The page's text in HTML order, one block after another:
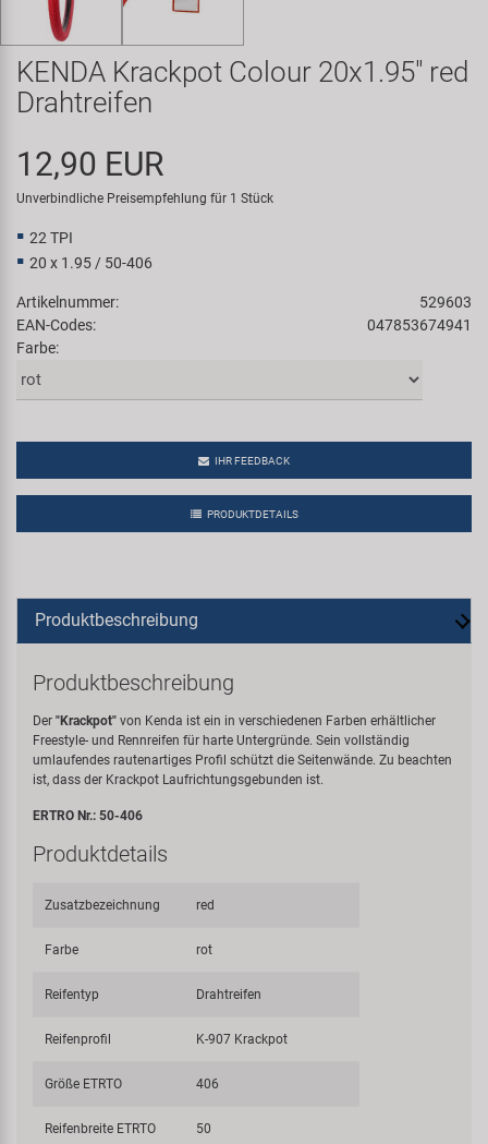
Samox
Smart
Super B
Trail-Gator
Velo
KENDA Krackpot Colour 20x1.95" red
Drahtreifen
12,90 EUR
Unverbindliche Preisempfehlung für 1 Stück
22 TPI
20 x 1.95 / 50-406
Artikelnummer:
529603
EAN-Codes:
047853674941
Farbe:
IHR FEEDBACK
PRODUKTDETAILS
Produktbeschreibung
Produktbeschreibung
Der "Krackpot" von Kenda ist ein in verschiedenen Farben erhältlicher
Freestyle- und Rennreifen für harte Untergründe. Sein vollständig
umlaufendes rautenartiges Profil schützt die Seitenwände. Zu beachten
ist, dass der Krackpot Laufrichtungsgebunden ist.
ERTRO Nr.: 50-406
Produktdetails
Zusatzbezeichnung red
Farbe rot
Reifentyp Drahtreifen
Reifenprofil K-907 Krackpot
Größe ETRTO 406
Reifenbreite ETRTO 50